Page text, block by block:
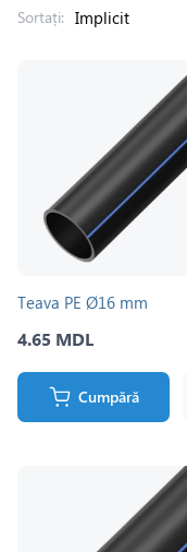
Sortați:
Teava PE Ø16 mm
4.65 MDL
Cumpără